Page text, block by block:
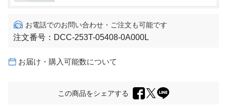
お電話でのお問い合わせ・ご注文も可能です
注文番号： DCC-253T-05408-0A000L
お届け・購入可能数について
この商品をシェアする